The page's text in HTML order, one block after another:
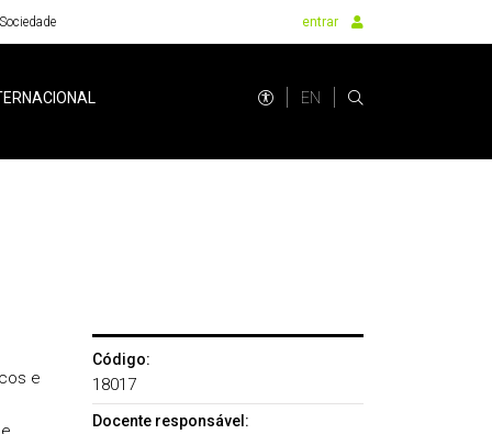
Sociedade entrar
EN
e
Código:
18017
Docente responsável: